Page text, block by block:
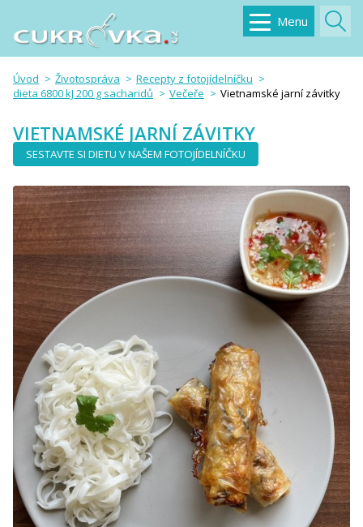
Menu
Úvod Životospráva
Recepty z fotojídelníčku
dieta 6800 kJ 200 g sacharidů
Večeře Vietnamské jarní závitky
VIETNAMSKÉ JARNÍ ZÁVITKY
SESTAVTE SI DIETU V NAŠEM FOTOJÍDELNÍČKU